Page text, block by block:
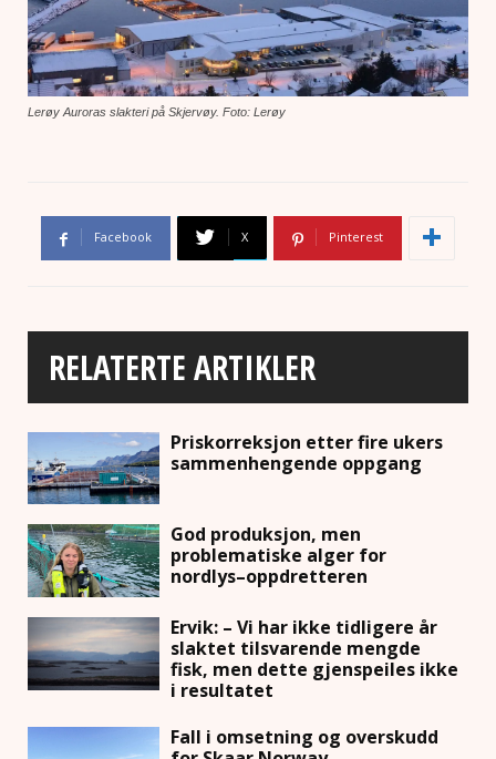
Lerøy Auroras slakteri på Skjervøy. Foto: Lerøy
Facebook X Pinterest
RELATERTE ARTIKLER
Priskorreksjon etter fire ukers
sammenhengende oppgang
God produksjon, men
problematiske alger for
nordlys–oppdretteren
Ervik: – Vi har ikke tidligere år
slaktet tilsvarende mengde
fisk, men dette gjenspeiles ikke
i resultatet
Fall i omsetning og overskudd